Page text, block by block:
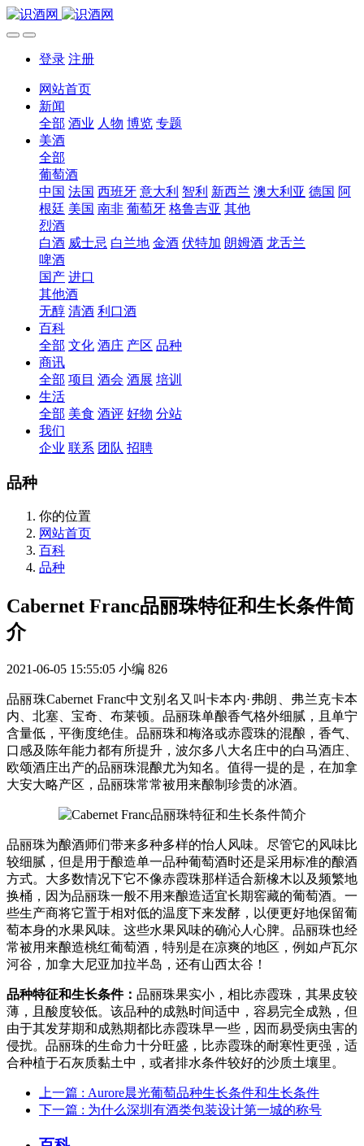
登录 注册
网站首页
新闻
全部 酒业 人物 博览 专题
美酒
全部
葡萄酒
中国 法国 西班牙 意大利 智利 新西兰 澳大利亚 德国 阿
根廷 美国 南非 葡萄牙 格鲁吉亚 其他
烈酒
白酒 威士忌 白兰地 金酒 伏特加 朗姆酒 龙舌兰
啤酒
国产 进口
其他酒
无醇 清酒 利口酒
百科
全部 文化 酒庄 产区 品种
商讯
全部 项目 酒会 酒展 培训
生活
全部 美食 酒评 好物 分站
我们
企业 联系 团队 招聘
品种
你的位置
网站首页
百科
品种
Cabernet Franc品丽珠特征和生长条件简
介
2021-06-05 15:55:05 小编 826
品丽珠Cabernet Franc中文别名又叫卡本内·弗朗、弗兰克卡本
内、北塞、宝奇、布莱顿。品丽珠单酿香气格外细腻，且单宁
含量低，平衡度绝佳。品丽珠和梅洛或赤霞珠的混酿，香气、
口感及陈年能力都有所提升，波尔多八大名庄中的白马酒庄、
欧颂酒庄出产的品丽珠混酿尤为知名。值得一提的是，在加拿
大安大略产区，品丽珠常常被用来酿制珍贵的冰酒。
品丽珠为酿酒师们带来多种多样的怡人风味。尽管它的风味比
较细腻，但是用于酿造单一品种葡萄酒时还是采用标准的酿酒
方式。大多数情况下它不像赤霞珠那样适合新橡木以及频繁地
换桶，因为品丽珠一般不用来酿造适宜长期窖藏的葡萄酒。一
些生产商将它置于相对低的温度下来发酵，以便更好地保留葡
萄本身的水果风味。这些水果风味的确沁人心脾。品丽珠也经
常被用来酿造桃红葡萄酒，特别是在凉爽的地区，例如卢瓦尔
河谷，加拿大尼亚加拉半岛，还有山西太谷！
品种特征和生长条件： 品丽珠果实小，相比赤霞珠，其果皮较
薄，且酸度较低。该品种的成熟时间适中，容易完全成熟，但
由于其发芽期和成熟期都比赤霞珠早一些，因而易受病虫害的
侵扰。品丽珠的生命力十分旺盛，比赤霞珠的耐寒性更强，适
合种植于石灰质黏土中，或者排水条件较好的沙质土壤里。
上一篇 : Aurore晨光葡萄品种生长条件和生长条件
下一篇 : 为什么深圳有酒类包装设计第一城的称号